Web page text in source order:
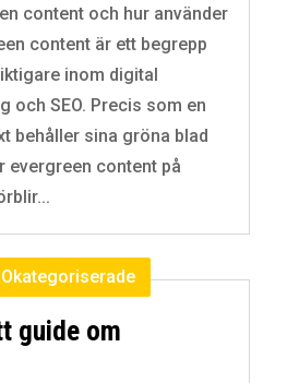
content och hur använder
content är ett begrepp
inom digital
och SEO. Precis som en
behåller sina gröna blad
evergreen content på
guide om
Okategoriserade